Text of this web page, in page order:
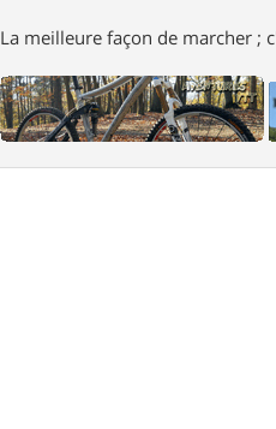
La meilleure façon de marcher ;